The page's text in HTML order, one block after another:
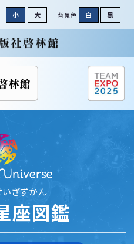
小 大 背景色 白 黒
ざずかん
座図鑑